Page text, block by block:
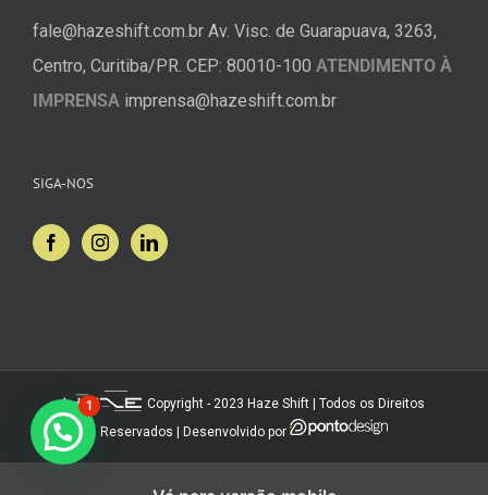
fale@hazeshift.com.br Av. Visc. de Guarapuava, 3263,
Centro, Curitiba/PR. CEP: 80010-100 ATENDIMENTO À
IMPRENSA imprensa@hazeshift.com.br
SIGA-NOS
Copyright - 2023 Haze Shift | Todos os Direitos
Reservados | Desenvolvido por
1